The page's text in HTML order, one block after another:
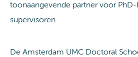
toonaangevende partner voor
supervisoren.
De Amsterdam UMC Doctoral